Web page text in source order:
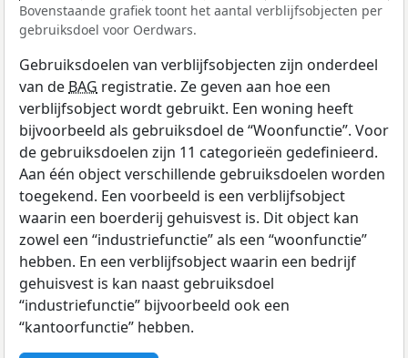
Bovenstaande grafiek toont het aantal verblijfsobjecten per
gebruiksdoel voor Oerdwars.
Gebruiksdoelen van verblijfsobjecten zijn onderdeel
van de BAG registratie. Ze geven aan hoe een
verblijfsobject wordt gebruikt. Een woning heeft
bijvoorbeeld als gebruiksdoel de “Woonfunctie”. Voor
de gebruiksdoelen zijn 11 categorieën gedefinieerd.
Aan één object verschillende gebruiksdoelen worden
toegekend. Een voorbeeld is een verblijfsobject
waarin een boerderij gehuisvest is. Dit object kan
zowel een “industriefunctie” als een “woonfunctie”
hebben. En een verblijfsobject waarin een bedrijf
gehuisvest is kan naast gebruiksdoel
“industriefunctie” bijvoorbeeld ook een
“kantoorfunctie” hebben.